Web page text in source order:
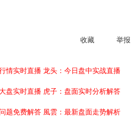
收藏 举报
情实时直播 龙头：今日盘中实战直播
盘实时直播 虎子：盘面实时分析解答
题免费解答 風雲：最新盘面走势解析